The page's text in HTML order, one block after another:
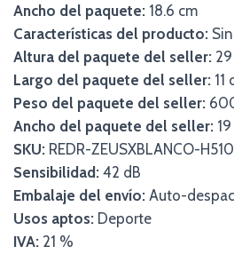
Ancho del paquete: 18.6 cm
Características del producto:
Altura del paquete del seller:
Largo del paquete del seller: 11
Peso del paquete del seller:
Ancho del paquete del seller:
SKU: REDR-ZEUSXBLANCO-
Sensibilidad: 42 dB
Embalaje del envío: Auto-
Usos aptos: Deporte
IVA: 21 %